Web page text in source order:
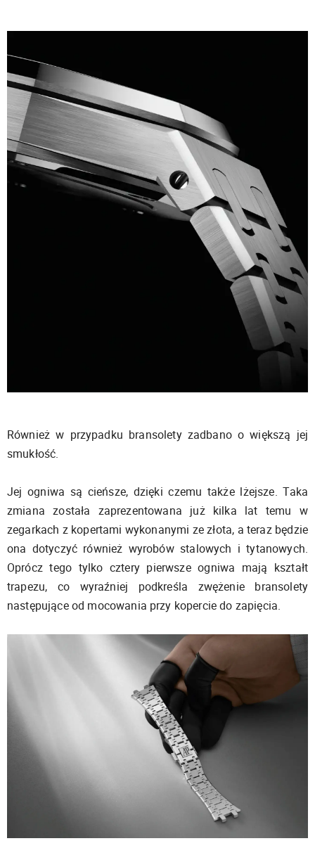
Również w przypadku bransolety zadbano o większą jej
smukłość.
Jej ogniwa są cieńsze, dzięki czemu także lżejsze. Taka
zmiana została zaprezentowana już kilka lat temu w
zegarkach z kopertami wykonanymi ze złota, a teraz będzie
ona dotyczyć również wyrobów stalowych i tytanowych.
Oprócz tego tylko cztery pierwsze ogniwa mają kształt
trapezu, co wyraźniej podkreśla zwężenie bransolety
następujące od mocowania przy kopercie do zapięcia.